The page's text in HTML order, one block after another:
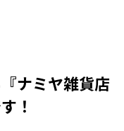
ナミヤ雑貨店
！